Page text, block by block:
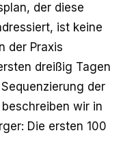
der diese
ist keine
der Praxis
dreißig Tagen
der
wir in
Die ersten 100